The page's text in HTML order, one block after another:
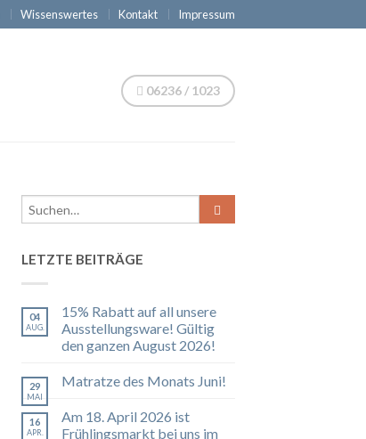
Wissenswertes Kontakt Impressum
06236 / 1023
LETZTE BEITRÄGE
04
AUG.
15% Rabatt auf all unsere
Ausstellungsware! Gültig
den ganzen August 2026!
29
MAI
Matratze des Monats Juni!
16
APR.
Am 18. April 2026 ist
Frühlingsmarkt bei uns im